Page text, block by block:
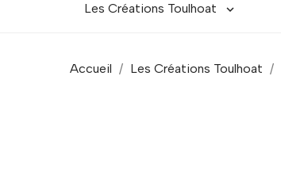
Les Créations Toulhoat 
Accueil Les Créations Toulhoat